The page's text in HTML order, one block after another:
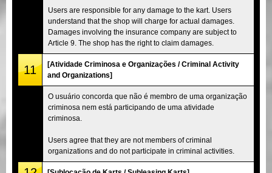
Users are responsible for any damage to the kart. Users
understand that the shop will charge for actual damages.
Damages involving the insurance company are subject to
Article 9. The shop has the right to claim damages.
11
[Atividade Criminosa e Organizações / Criminal Activity
and Organizations]
O usuário concorda que não é membro de uma organização
criminosa nem está participando de uma atividade
criminosa.
Users agree that they are not members of criminal
organizations and do not participate in criminal activities.